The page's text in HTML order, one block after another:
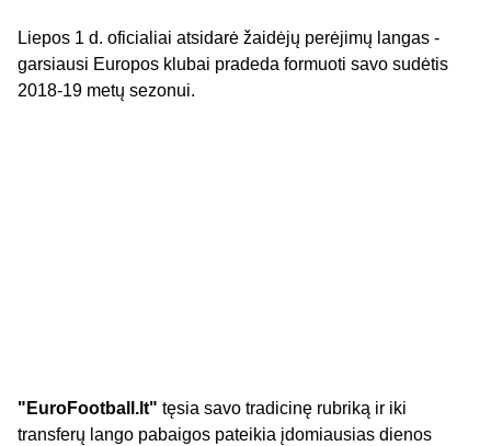
Liepos 1 d. oficialiai atsidarė žaidėjų perėjimų langas -
garsiausi Europos klubai pradeda formuoti savo sudėtis
2018-19 metų sezonui.
"EuroFootball.lt" tęsia savo tradicinę rubriką ir iki
transferų lango pabaigos pateikia įdomiausias dienos